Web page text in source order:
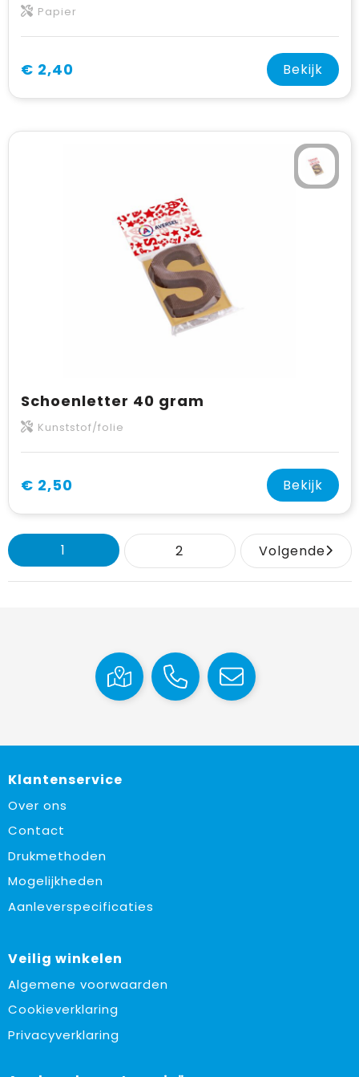
Papier
€ 2,40 Bekijk
Schoenletter 40 gram
Kunststof/folie
€ 2,50 Bekijk
1 2 Volgende
Klantenservice
Over ons
Contact
Drukmethoden
Mogelijkheden
Aanleverspecificaties
Veilig winkelen
Algemene voorwaarden
Cookieverklaring
Privacyverklaring